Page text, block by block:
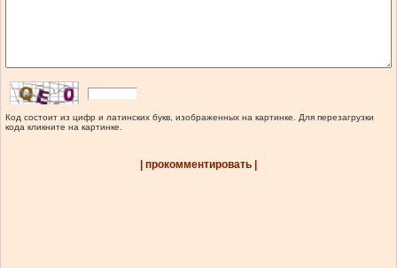
Код состоит из цифр и латинских букв, изображенных на картинке. Для перезагрузки
кода кликните на картинке.
| прокомментировать |